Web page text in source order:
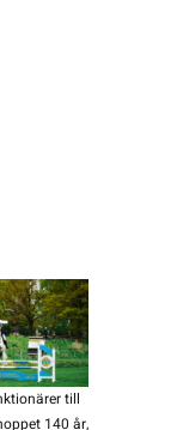
till
140 år,